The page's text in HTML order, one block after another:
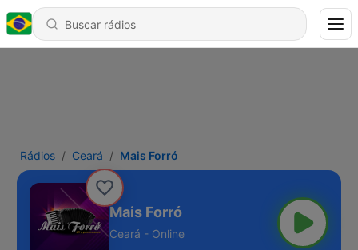
Rádios Ceará Mais Forró
Mais Forró
Ceará - Online